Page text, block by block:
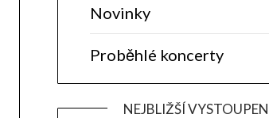
Novinky
Proběhlé koncerty
NEJBLIŽŠÍ